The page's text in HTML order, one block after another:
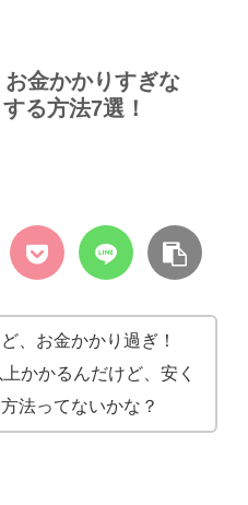
お金かかりすぎな
る方法7選！
、お金かかり過ぎ！
かかるんだけど、安く
法ってないかな？